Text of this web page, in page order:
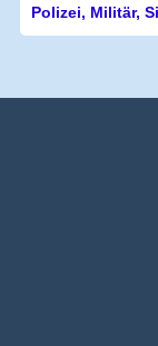
Polizei, Militär,